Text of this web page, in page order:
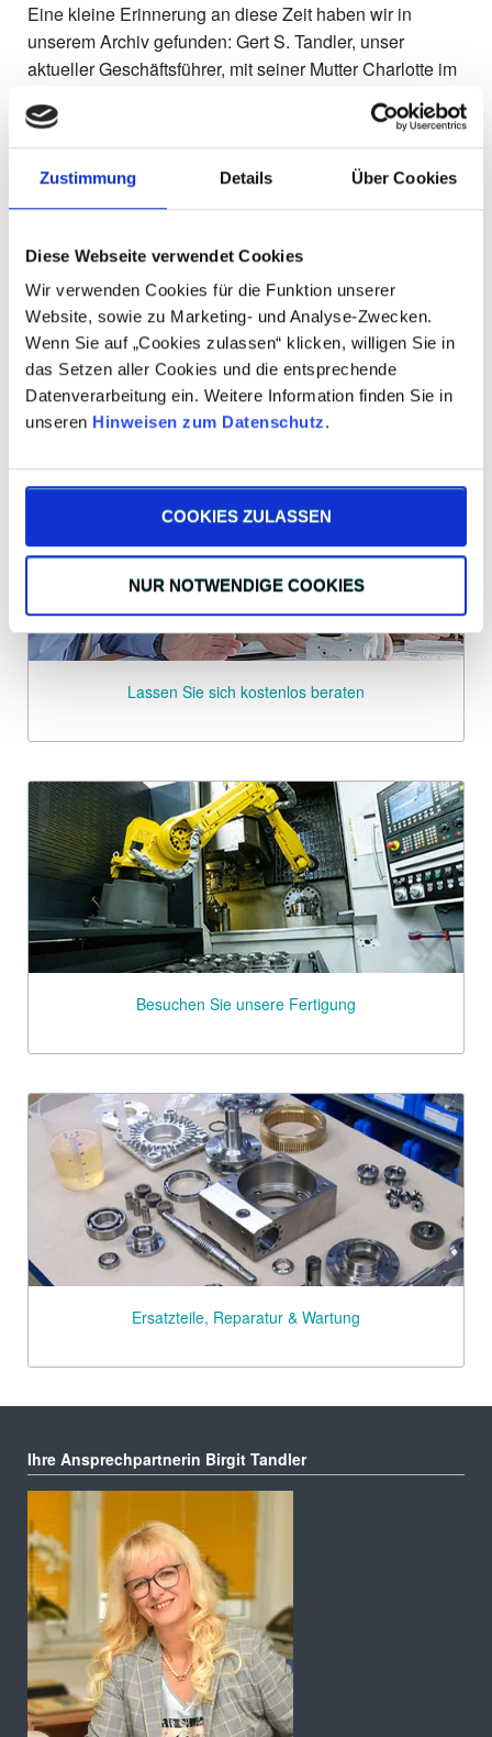
Zustimmung Details Über Cookies
Diese Webseite verwendet Cookies
Wir verwenden Cookies für die Funktion unserer
Website, sowie zu Marketing- und Analyse-Zwecken.
Wenn Sie auf „Cookies zulassen“ klicken, willigen Sie in
das Setzen aller Cookies und die entsprechende
Datenverarbeitung ein. Weitere Information finden Sie in
unseren Hinweisen zum Datenschutz.
COOKIES ZULASSEN
NUR NOTWENDIGE COOKIES
Eine kleine Erinnerung an diese Zeit haben wir in
unserem Archiv gefunden: Gert S. Tandler, unser
aktueller Geschäftsführer, mit seiner Mutter Charlotte im
Zurück
Lassen Sie sich kostenlos beraten
Besuchen Sie unsere Fertigung
Ersatzteile, Reparatur & Wartung
Ihre Ansprechpartnerin Birgit Tandler